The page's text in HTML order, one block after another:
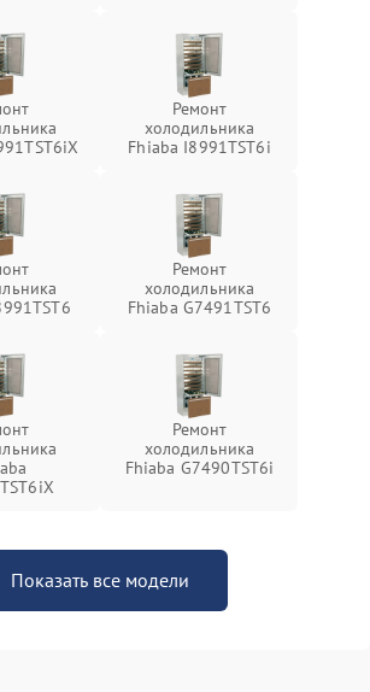
Ремонт
холодильника
Fhiaba I8991TST6i
Ремонт
холодильника
Fhiaba G7491TST6
Ремонт
холодильника
Fhiaba G7490TST6i
Показать все модели